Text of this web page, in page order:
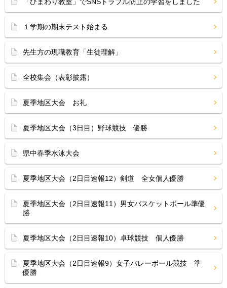
１学期の期末テスト始まる
先生方の現職教育「生徒理解」
全校集会（表彰披露）
夏季地区大会 お礼
夏季地区大会（3日目）野球競技 優勝
県中春季水泳大会
夏季地区大会（2日目速報12）剣道 全女個人優勝
夏季地区大会（2日目速報11）男女バスケットボール準優
勝
夏季地区大会（2日目速報10）卓球競技 個人優勝
夏季地区大会（2日目速報9）女子バレーボール競技 準
優勝